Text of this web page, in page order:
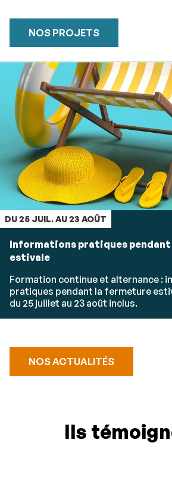
NOS PROJETS
DU 25 JUIL. AU 23 AOÛT
Informations pratiques
estivale
Formation continue et alternance :
pratiques pendant la fermeture
du 25 juillet au 23 août inclus.
NOS ACTUALITÉS
Ils